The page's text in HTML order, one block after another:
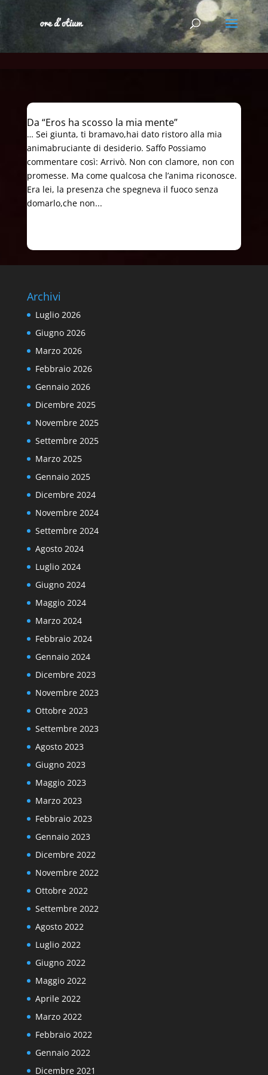
Da “Eros ha scosso la mia mente”
… Sei giunta, ti bramavo,hai dato ristoro alla mia
animabruciante di desiderio. Saffo Possiamo
commentare così: Arrivò. Non con clamore, non con
promesse. Ma come qualcosa che l’anima riconosce.
Era lei, la presenza che spegneva il fuoco senza
domarlo,che non...
Archivi
Luglio 2026
Giugno 2026
Marzo 2026
Febbraio 2026
Gennaio 2026
Dicembre 2025
Novembre 2025
Settembre 2025
Marzo 2025
Gennaio 2025
Dicembre 2024
Novembre 2024
Settembre 2024
Agosto 2024
Luglio 2024
Giugno 2024
Maggio 2024
Marzo 2024
Febbraio 2024
Gennaio 2024
Dicembre 2023
Novembre 2023
Ottobre 2023
Settembre 2023
Agosto 2023
Giugno 2023
Maggio 2023
Marzo 2023
Febbraio 2023
Gennaio 2023
Dicembre 2022
Novembre 2022
Ottobre 2022
Settembre 2022
Agosto 2022
Luglio 2022
Giugno 2022
Maggio 2022
Aprile 2022
Marzo 2022
Febbraio 2022
Gennaio 2022
Dicembre 2021